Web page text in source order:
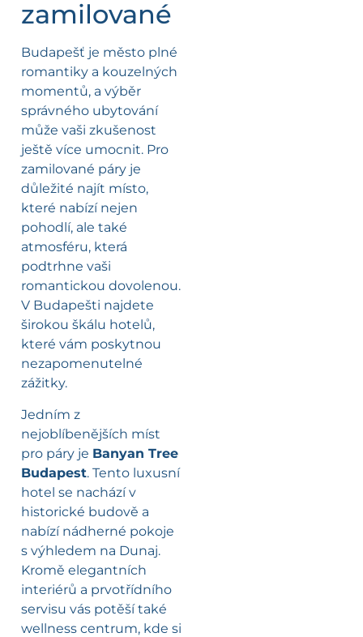
zamilované
Budapešť je město plné
romantiky a kouzelných
momentů, a výběr
správného ubytování
může vaši zkušenost
ještě více umocnit. Pro
zamilované páry je
důležité najít místo,
které nabízí nejen
pohodlí, ale také
atmosféru, která
podtrhne vaši
romantickou dovolenou.
V Budapešti najdete
širokou škálu hotelů,
které vám poskytnou
nezapomenutelné
zážitky.
Jedním z
nejoblíbenějších míst
pro páry je Banyan Tree
Budapest. Tento luxusní
hotel se nachází v
historické budově a
nabízí nádherné pokoje
s výhledem na Dunaj.
Kromě elegantních
interiérů a prvotřídního
servisu vás potěší také
wellness centrum, kde si